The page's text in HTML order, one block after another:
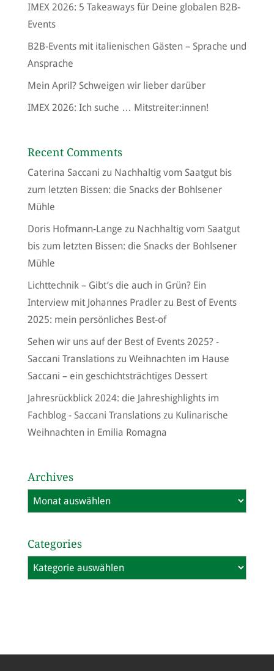
IMEX 2026: 5 Takeaways für Deine globalen B2B-
Events
B2B-Events mit italienischen Gästen – Sprache und
Ansprache
Mein April? Schweigen wir lieber darüber
IMEX 2026: Ich suche … Mitstreiter:innen!
Recent Comments
Caterina Saccani zu Nachhaltig vom Saatgut bis
zum letzten Bissen: die Snacks der Bohlsener
Mühle
Doris Hofmann-Lange zu Nachhaltig vom Saatgut
bis zum letzten Bissen: die Snacks der Bohlsener
Mühle
Lichttechnik – Gibt’s die auch in Grün? Ein
Interview mit Johannes Pradlerzu Best of Events
2025: mein persönliches Best-of
Sehen wir uns auf der Best of Events 2025? -
Saccani Translationszu Weihnachten im Hause
Saccani – ein geschichtsträchtiges Dessert
Jahresrückblick 2024: die Jahreshighlights im
Fachblog - Saccani Translationszu Kulinarische
Weihnachten in Emilia Romagna
Archives
Archives
Categories
Categories